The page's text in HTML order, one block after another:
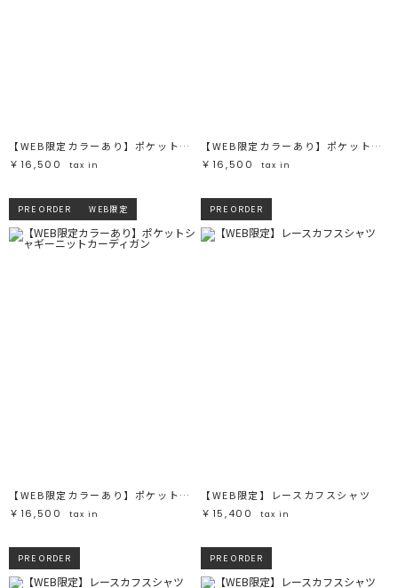
【WEB限定カラーあり】ポケットシャギーニットカーディガン
￥16,500
tax in
【WEB限定カラーあり】ポケットシャギーニットカーディガン
￥16,500
tax in
PRE ORDER WEB限定
【WEB限定カラーあり】ポケットシャギーニットカーディガン
￥16,500
tax in
PRE ORDER
【WEB限定】レースカフスシャツ
￥15,400
tax in
PRE ORDER PRE ORDER